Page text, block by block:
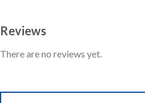
Reviews
There are no reviews yet.